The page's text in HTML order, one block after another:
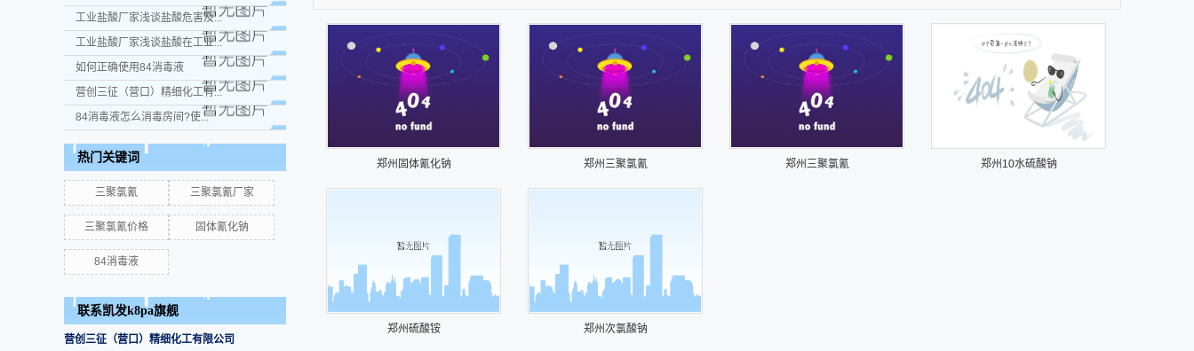
工业盐酸厂家浅谈盐酸危害及...
工业盐酸厂家浅谈盐酸在工业...
如何正确使用84消毒液
营创三征（营口）精细化工有...
84消毒液怎么消毒房间?使...
热门关键词
三聚氯氰 三聚氯氰厂家
三聚氯氰价格 固体氰化钠
84消毒液
联系凯发k8pa旗舰
营创三征（营口）精细化工有限公司
郑州固体氰化钠 郑州三聚氯氰 郑州三聚氯氰 郑州10水硫酸钠
郑州硫酸铵 郑州次氯酸钠